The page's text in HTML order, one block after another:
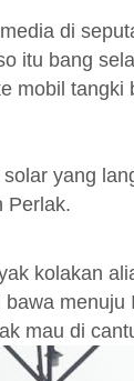
di
itu bang
mobil
yang
Perlak.
kolakan
mau di